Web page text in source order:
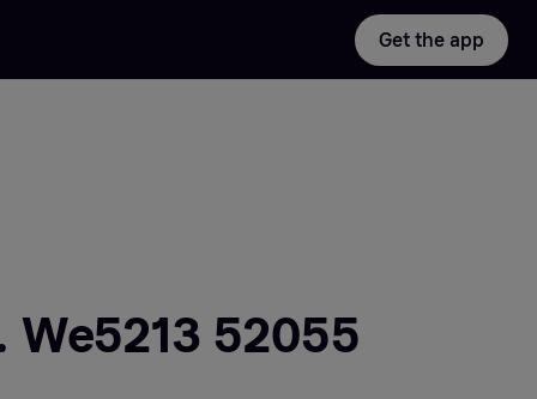
Get the app
We5213 52055